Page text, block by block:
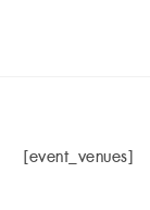
[event_venues]